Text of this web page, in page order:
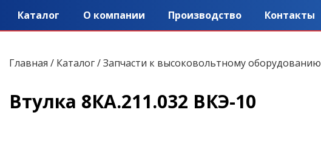
Каталог О компании Производство Контакты
Главная / Каталог/Запчасти к высоковольтному оборудованию
Втулка 8КА.211.032 ВКЭ-10